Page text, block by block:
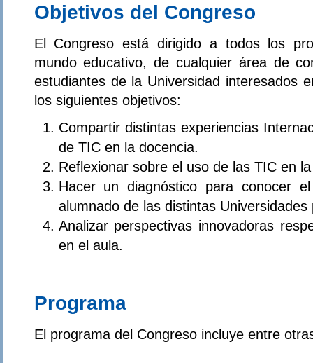
Objetivos del Congreso
El Congreso está dirigido a todos los
mundo educativo, de cualquier área de
estudiantes de la Universidad interesados
los siguientes objetivos:
Compartir distintas experiencias
de TIC en la docencia.
Reflexionar sobre el uso de las TIC en
Hacer un diagnóstico para conocer
alumnado de las distintas
Analizar perspectivas innovadoras
en el aula.
Programa
El programa del Congreso incluye entre